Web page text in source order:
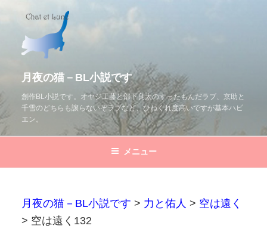
へ
月夜の猫－BL小説です
創作BL小説です。オヤジ工藤と部下良太のすったもんだラブ、京助と
千雪のどちらも譲らないぞラブなど、ひねくれ度高いですが基本ハピ
エン。
メニュー
月夜の猫－BL小説です > 力と佑人 > 空は遠く
> 空は遠く132